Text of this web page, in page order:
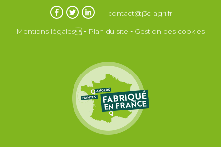
contact@j3c-agri.fr
Mentions légales - Plan du site - Gestion des cookies